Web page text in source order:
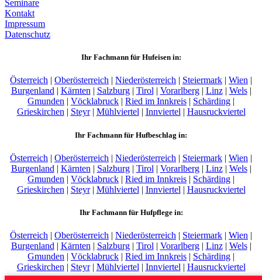
Seminare
Kontakt
Impressum
Datenschutz
Ihr Fachmann für Hufeisen in:
Österreich | Oberösterreich | Niederösterreich | Steiermark | Wien |
Burgenland| Kärnten| Salzburg| Tirol| Vorarlberg| Linz| Wels|
Gmunden | Vöcklabruck | Ried im Innkreis | Schärding |
Grieskirchen| Steyr| Mühlviertel| Innviertel| Hausruckviertel
Ihr Fachmann für Hufbeschlag in:
Österreich | Oberösterreich | Niederösterreich | Steiermark | Wien |
Burgenland | Kärnten | Salzburg| Tirol | Vorarlberg| Linz| Wels|
Gmunden | Vöcklabruck | Ried im Innkreis | Schärding |
Grieskirchen | Steyr| Mühlviertel | Innviertel | Hausruckviertel
Ihr Fachmann für Hufpflege in:
Österreich | Oberösterreich | Niederösterreich | Steiermark | Wien |
Burgenland | Kärnten | Salzburg| Tirol | Vorarlberg| Linz| Wels|
Gmunden | Vöcklabruck | Ried im Innkreis | Schärding |
Grieskirchen | Steyr| Mühlviertel | Innviertel | Hausruckviertel